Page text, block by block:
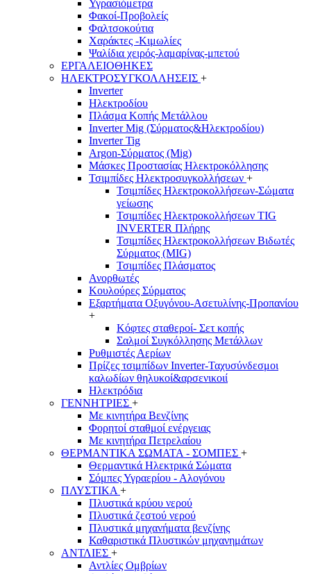
Υγρασιόμετρα
Φακοί-Προβολείς
Φαλτσοκούτια
Χαράκτες -Κιμωλίες
Ψαλίδια χειρός-λαμαρίνας-μπετού
ΕΡΓΑΛΕΙΟΘΗΚΕΣ
ΗΛΕΚΤΡΟΣΥΓΚΟΛΛΗΣΕΙΣ +
Inverter
Ηλεκτροδίου
Πλάσμα Κοπής Μετάλλου
Inverter Mig (Σύρματος&Ηλεκτροδίου)
Inverter Tig
Argon-Σύρματος (Mig)
Μάσκες Προστασίας Ηλεκτροκόλλησης
Τσιμπίδες Ηλεκτροσυγκολλήσεων +
Τσιμπίδες Ηλεκτροκολλήσεων-Σώματα
γείωσης
Τσιμπίδες Ηλεκτροκολλήσεων TIG
INVERTER Πλήρης
Τσιμπίδες Ηλεκτροκολλήσεων Βιδωτές
Σύρματος (MIG)
Τσιμπίδες Πλάσματος
Ανορθωτές
Κουλούρες Σύρματος
Εξαρτήματα Οξυγόνου-Ασετυλίνης-Προπανίου
+
Κόφτες σταθεροί- Σετ κοπής
Σαλμοί Συγκόλλησης Μετάλλων
Ρυθμιστές Αερίων
Πρίζες τσιμπίδων Inverter-Ταχυσύνδεσμοι
καλωδίων θηλυκοί&αρσενικοιί
Ηλεκτρόδια
ΓΕΝΝΗΤΡΙΕΣ +
Με κινητήρα Βενζίνης
Φορητοί σταθμοί ενέργειας
Με κινητήρα Πετρελαίου
ΘΕΡΜΑΝΤΙΚΑ ΣΩΜΑΤΑ - ΣΟΜΠΕΣ +
Θερμαντικά Ηλεκτρικά Σώματα
Σόμπες Υγραερίου - Αλογόνου
ΠΛΥΣΤΙΚΑ +
Πλυστικά κρύου νερού
Πλυστικά ζεστού νερού
Πλυστικά μηχανήματα βενζίνης
Καθαριστικά Πλυστικών μηχανημάτων
ΑΝΤΛΙΕΣ +
Αντλίες Ομβρίων